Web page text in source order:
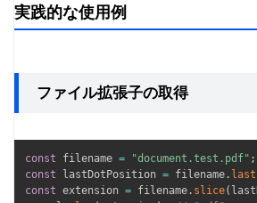
実践的な使用例
ファイル拡張子の取得
const filename = "document.test.pdf" ;
const lastDotPosition = filename .
const extension = filename . slice(